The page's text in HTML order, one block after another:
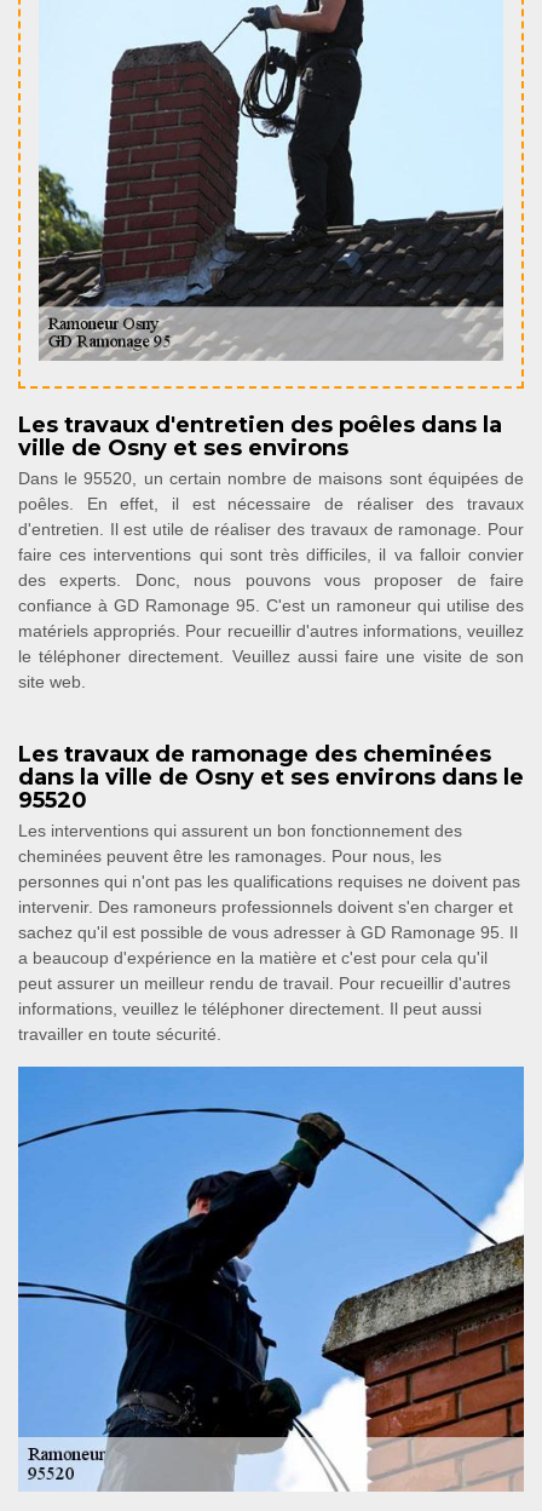
Les travaux d'entretien des poêles dans la
ville de Osny et ses environs
Dans le 95520, un certain nombre de maisons sont équipées de
poêles. En effet, il est nécessaire de réaliser des travaux
d'entretien. Il est utile de réaliser des travaux de ramonage. Pour
faire ces interventions qui sont très difficiles, il va falloir convier
des experts. Donc, nous pouvons vous proposer de faire
confiance à GD Ramonage 95. C'est un ramoneur qui utilise des
matériels appropriés. Pour recueillir d'autres informations, veuillez
le téléphoner directement. Veuillez aussi faire une visite de son
site web.
Les travaux de ramonage des cheminées
dans la ville de Osny et ses environs dans le
95520
Les interventions qui assurent un bon fonctionnement des
cheminées peuvent être les ramonages. Pour nous, les
personnes qui n'ont pas les qualifications requises ne doivent pas
intervenir. Des ramoneurs professionnels doivent s'en charger et
sachez qu'il est possible de vous adresser à GD Ramonage 95. Il
a beaucoup d'expérience en la matière et c'est pour cela qu'il
peut assurer un meilleur rendu de travail. Pour recueillir d'autres
informations, veuillez le téléphoner directement. Il peut aussi
travailler en toute sécurité.